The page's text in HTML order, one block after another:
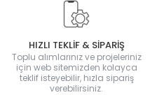
HIZLI TEKLİF & SİPARİŞ
Toplu alımlarınız ve projeleriniz
için web sitemizden kolayca
teklif isteyebilir, hızla sipariş
verebilirsiniz.